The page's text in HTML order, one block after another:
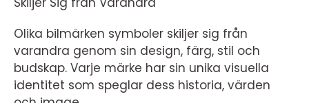
Olika bilmärken symboler skiljer sig från
varandra genom sin design, färg, stil och
budskap. Varje märke har sin unika visuella
identitet som speglar dess historia, värden